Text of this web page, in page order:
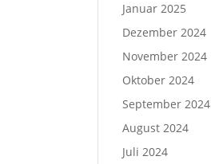
Januar 2025
Dezember 2024
November 2024
Oktober 2024
September 2024
August 2024
Juli 2024